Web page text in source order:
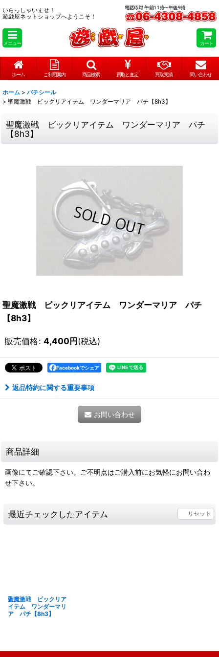
いらっしゃいませ！
遊戯屋ネットショップへようこそ！
メニュー カート
ホーム ご利用案内 商品検索 買取と査定 買取実績 問い合わせ
ホーム > パチシール
> 聖魔激戦 ビックリアイテム ワンダーマリア パチ【8h3】
聖魔激戦 ビックリアイテム ワンダーマリア パチ
【8h3】
聖魔激戦 ビックリアイテム ワンダーマリア パチ
【8h3】
販売価格: 4,400円(税込)
Facebookでシェア
返品特約に関する重要事項
お問い合わせ
商品詳細
画像にてご確認下さい。ご不明点はご購入前にお気軽にお問い合わ
せ下さい。
最近チェックしたアイテム リセット
聖魔激戦 ビックリア
イテム ワンダーマリ
ア パチ【8h3】